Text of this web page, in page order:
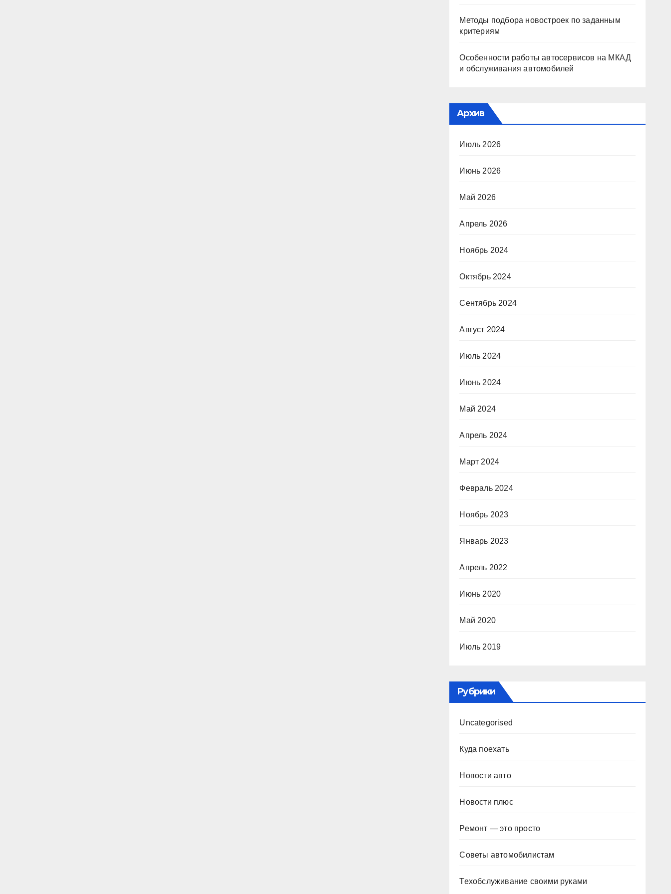
Методы подбора новостроек по заданным
критериям
Особенности работы автосервисов на МКАД
и обслуживания автомобилей
Архив
Июль 2026
Июнь 2026
Май 2026
Апрель 2026
Ноябрь 2024
Октябрь 2024
Сентябрь 2024
Август 2024
Июль 2024
Июнь 2024
Май 2024
Апрель 2024
Март 2024
Февраль 2024
Ноябрь 2023
Январь 2023
Апрель 2022
Июнь 2020
Май 2020
Июль 2019
Рубрики
Uncategorised
Куда поехать
Новости авто
Новости плюс
Ремонт — это просто
Советы автомобилистам
Техобслуживание своими руками